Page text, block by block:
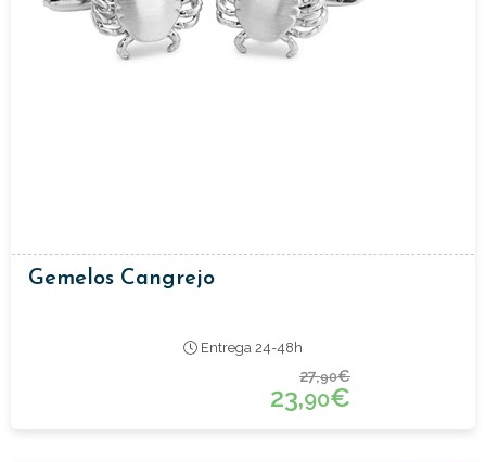
Gemelos Cangrejo
Entrega 24-48h
27,90€
23,90€